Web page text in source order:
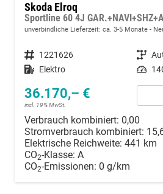
Skoda Elroq
unverbindliche Lieferzeit: ca. 3-5 Monate
Fahrzeugnummer 1221626 Getriebe
Kraftstoff Elektro Leistung
36.170,– €
incl. 19% MwSt.
Verbrauch kombiniert: 0,00
Stromverbrauch kombiniert:
Elektrische Reichweite: 441 km
CO2-Klasse: A
CO2-Emissionen: 0 g/km